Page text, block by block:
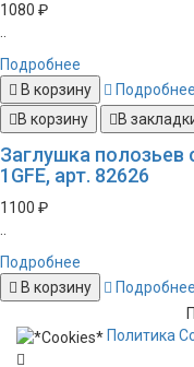
1080 ₽
..
Подробнее
В корзину
Подробнее
В корзину
В
Заглушка полозьев
1GFE, арт. 82626
1100 ₽
..
Подробнее
В корзину
Подробнее
Политика